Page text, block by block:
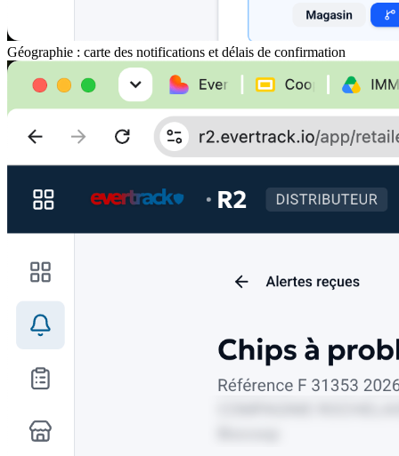
Géographie : carte des notifications et délais de confirmation